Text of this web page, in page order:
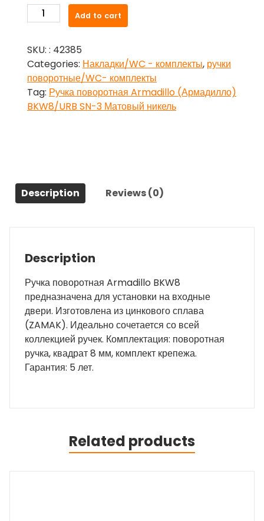
Ручка
поворотная
(Армадилло)
BKW8/URB
SN-
3
Матовый
Add to cart
SKU: : 42385
Categories: Накладки/WC - комплекты, ручки
поворотные/WC- комплекты
Tag: Ручка поворотная Armadillo (Армадилло)
BKW8/URB SN-3 Матовый никель
Description Reviews (0)
Description
Ручка поворотная Armadillo BKW8
предназначена для установки на входные
двери. Изготовлена из цинкового сплава
(ZAMAK). Идеально сочетается со всей
коллекцией ручек. Комплектация: поворотная
ручка, квадрат 8 мм, комплект крепежа.
Гарантия: 5 лет.
Related products